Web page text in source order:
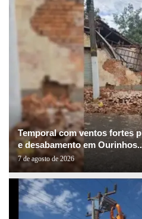
Temporal com ventos fortes
e desabamento em
7 de agosto de 2026